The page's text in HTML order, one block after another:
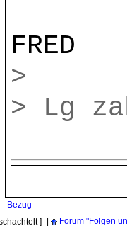
FRED
>
> Lg
Bezug
] Forum "Folgen